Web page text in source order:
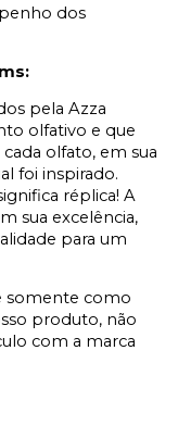
dos
pela Azza
olfativo e que
olfato, em sua
foi inspirado.
réplica! A
sua excelência,
para um
somente como
produto, não
com a marca